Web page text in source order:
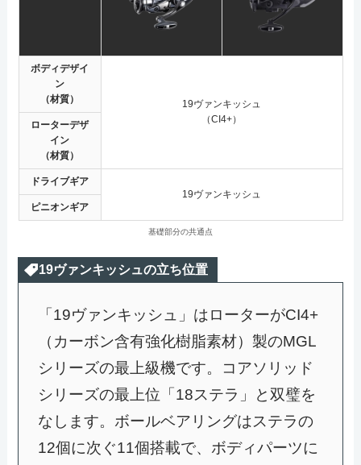
ボディデザイ
ン
（材質）
19ヴァンキッシュ
（CI4+）
ローターデザ
イン
（材質）
ドライブギア
19ヴァンキッシュ
ピニオンギア
基礎部分の共通点
19ヴァンキッシュの立ち位置
「19ヴァンキッシュ」はローターがCI4+
（カーボン含有強化樹脂素材）製のMGL
シリーズの最上級機です。コアソリッド
シリーズの最上位「18ステラ」と双璧を
なします。ボールベアリングはステラの
12個に次ぐ11個搭載で、ボディパーツに